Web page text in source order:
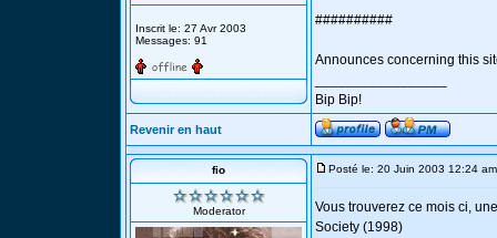
Inscrit le: 27 Avr 2003
Messages: 91
##########
Announces concerning this
Bip Bip!
Revenir en haut
fio
Moderator
Posté le: 20 Juin 2003 12:24 am
Vous trouverez ce mois ci,
Society (1998)